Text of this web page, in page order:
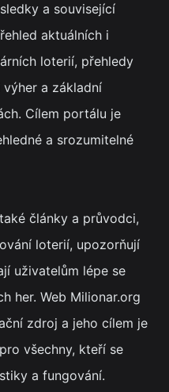
a související
aktuálních i
loterií, přehledy
a základní
Cílem portálu je
a srozumitelné
články a průvodci,
loterií, upozorňují
uživatelům lépe se
her. Web Milionar.org
zdroj a jeho cílem je
všechny, kteří se
a fungování.